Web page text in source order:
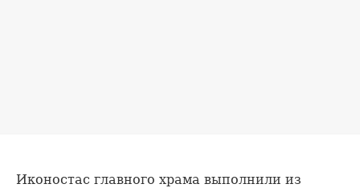
Иконостас главного храма выполнили из